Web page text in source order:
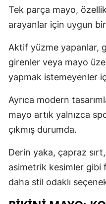
Tek parça mayo,
arayanlar için uygun
Aktif yüzme yapanlar,
girenler veya mayo
yapmak istemeyenler
Ayrıca modern
mayo artık yalnızca
çıkmış durumda.
Derin yaka, çapraz
asimetrik kesimler gibi
daha stil odaklı